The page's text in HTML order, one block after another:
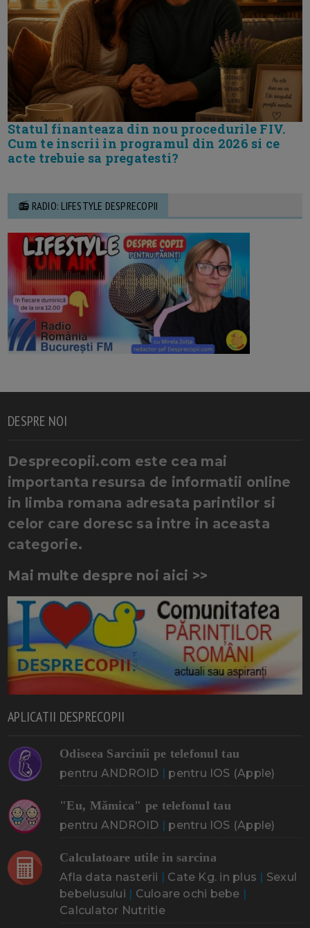
Statul finanteaza din nou procedurile FIV.
Cum te inscrii in programul din 2026 si ce
acte trebuie sa pregatesti?
📻 RADIO: LIFESTYLE DESPRECOPII
DESPRE NOI
Desprecopii.com este cea mai
importanta resursa de informatii online
in limba romana adresata parintilor si
celor care doresc sa intre in aceasta
categorie.
Mai multe despre noi aici >>
APLICATII DESPRECOPII
Odiseea Sarcinii pe telefonul tau
pentru ANDROID | pentru IOS (Apple)
"Eu, Mămica" pe telefonul tau
pentru ANDROID | pentru IOS (Apple)
Calculatoare utile in sarcina
Afla data nasterii | Cate Kg. in plus | Sexul
bebelusului | Culoare ochi bebe |
Calculator Nutritie